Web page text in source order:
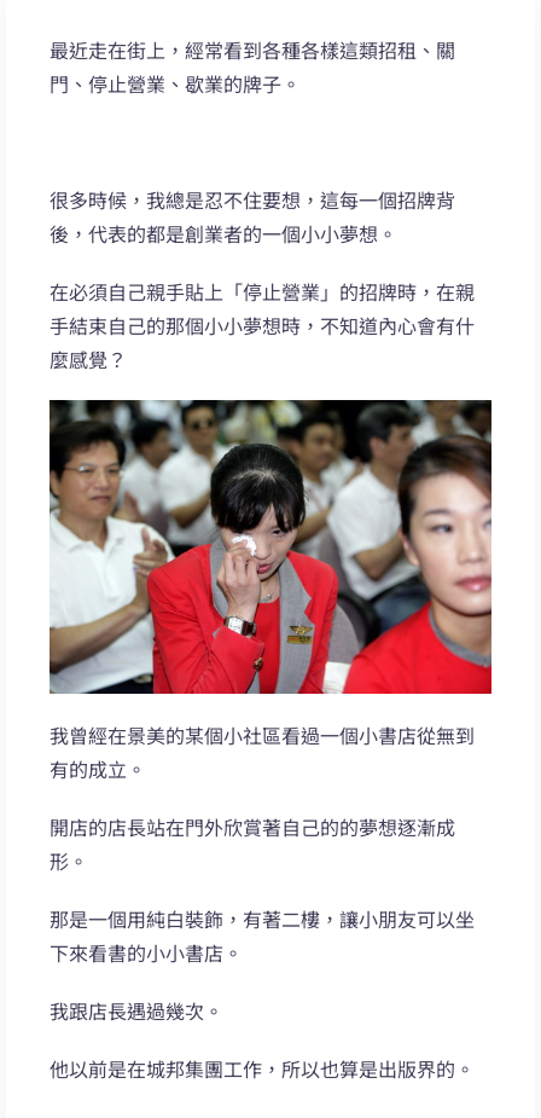
最近走在街上，經常看到各種各樣這類招租、關
門、停止營業、歇業的牌子。
很多時候，我總是忍不住要想，這每一個招牌背
後，代表的都是創業者的一個小小夢想。
在必須自己親手貼上「停止營業」的招牌時，在親
手結束自己的那個小小夢想時，不知道內心會有什
麼感覺？
我曾經在景美的某個小社區看過一個小書店從無到
有的成立。
開店的店長站在門外欣賞著自己的的夢想逐漸成
形。
那是一個用純白裝飾，有著二樓，讓小朋友可以坐
下來看書的小小書店。
我跟店長遇過幾次。
他以前是在城邦集團工作，所以也算是出版界的。